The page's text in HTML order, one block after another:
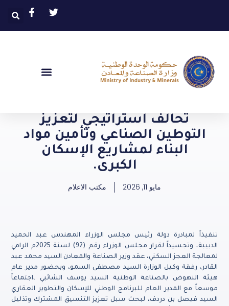
تحالف استراتيجي لتعزيز
التوطين الصناعي وتأمين مواد
البناء لمشاريع الإسكان
الكبرى.
مايو 11, 2026 مكتب الاعلام
تنفيذاً لمبادرة دولة رئيس مجلس الوزراء المهندس عبد الحميد
الدبيبة، وتجسيداً لقرار مجلس الوزراء رقم (92) لسنة 2025م الرامي
لمعالجة العجز السكني، عقد وزير الصناعة والمعادن السيد محمد عبد
القادر، رفقة وكيل الوزارة السيد مصطفى السمو، وبحضور مدير عام
هيئة النهوض بالصناعة الوطنية السيد يوسف الشائبي ،اجتماعاً
موسعاً مع المدير العام للبرنامج الوطني للإسكان والتطوير العقاري
السيد فيصل بن دردف، لبحث سبل تعزيز التنسيق المشترك وتذليل